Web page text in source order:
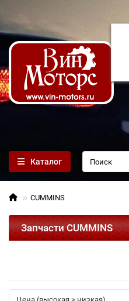
Каталог
CUMMINS
Запчасти CUMMINS